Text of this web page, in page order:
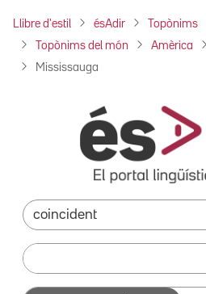
Llibre d'estil ésAdir Topònims
Topònims del món Amèrica
Mississauga